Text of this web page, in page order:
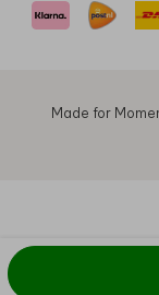
Made for